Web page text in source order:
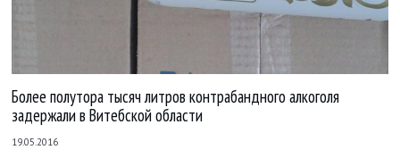
Более полутора тысяч литров контрабандного алкоголя
задержали в Витебской области
19.05.2016